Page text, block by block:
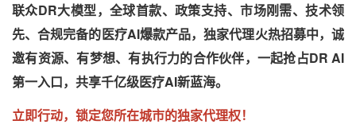
联众DR大模型，全球首款、政策支持、市场刚需、技术领
先、合规完备的医疗AI爆款产品，独家代理火热招募中，诚
邀有资源、有梦想、有执行力的合作伙伴，一起抢占DR AI
第一入口，共享千亿级医疗AI新蓝海。
立即行动，锁定您所在城市的独家代理权！